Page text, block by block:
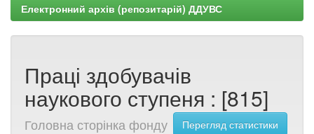
Електронний архів (репозитарій) ДДУВС
Праці здобувачів
наукового ступеня : [815]
Головна сторінка фонду Перегляд статистики